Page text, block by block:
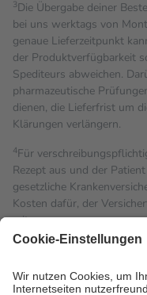
3Die Übergabe deiner
bei uns werktags von
genaue Lieferzeitpunkt
der Produktverfügbarkeit
Spediteurs abweichen.
pharmazeutische
dienen, die Lieferfrist um
Klärungen verlängern.
4Für
Rezept aus und der
gesetzliche
Kosten dafür, der
mit.
Grundsätzlich leisten
höchstens zehn Euro.
Es
tatsächlichen Kosten der